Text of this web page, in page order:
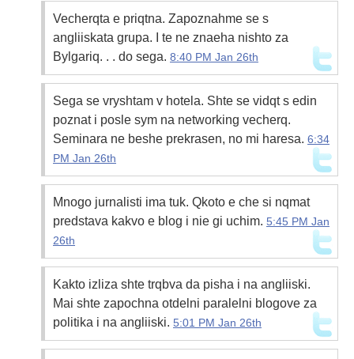
Vecherqta e priqtna. Zapoznahme se s
angliiskata grupa. I te ne znaeha nishto za
Bylgariq. . . do sega. 8:40 PM Jan 26th
Sega se vryshtam v hotela. Shte se vidqt s edin
poznat i posle sym na networking vecherq.
Seminara ne beshe prekrasen, no mi haresa. 6:34
PM Jan 26th
Mnogo jurnalisti ima tuk. Qkoto e che si nqmat
predstava kakvo e blog i nie gi uchim. 5:45 PM Jan
26th
Kakto izliza shte trqbva da pisha i na angliiski.
Mai shte zapochna otdelni paralelni blogove za
politika i na angliiski. 5:01 PM Jan 26th